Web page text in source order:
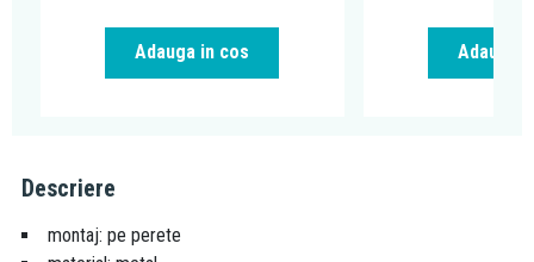
Adauga in cos Adauga
Descriere
montaj: pe perete